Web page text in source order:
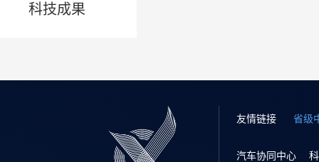
科技成果
友情链接 省级
汽车协同中心